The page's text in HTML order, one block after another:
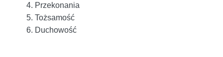
Przekonania
Tożsamość
Duchowość